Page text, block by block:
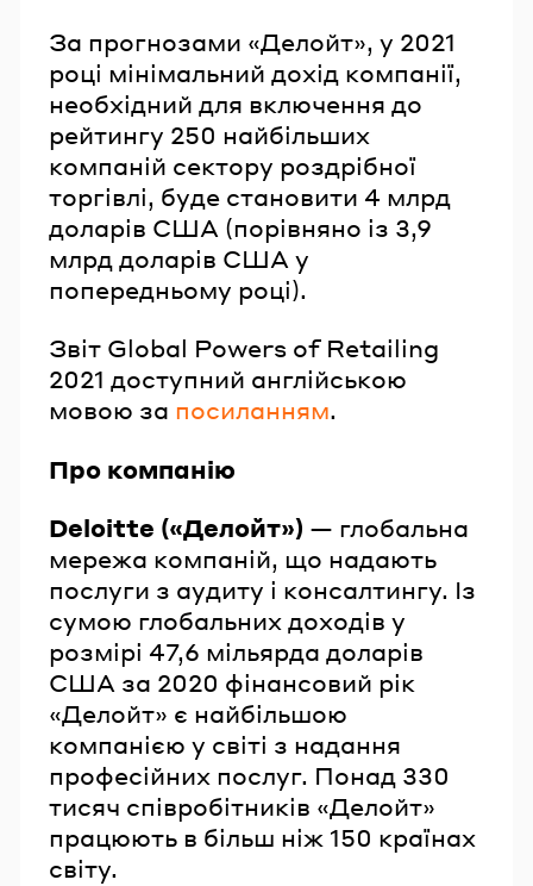
За прогнозами «Делойт», у 2021
році мінімальний дохід компанії,
необхідний для включення до
рейтингу 250 найбільших
компаній сектору роздрібної
торгівлі, буде становити 4 млрд
доларів США (порівняно із 3,9
млрд доларів США у
попередньому році).
Звіт Global Powers of Retailing
2021 доступний англійською
мовою за посиланням.
Про компанію
Deloitte («Делойт») — глобальна
мережа компаній, що надають
послуги з аудиту і консалтингу. Із
сумою глобальних доходів у
розмірі 47,6 мільярда доларів
США за 2020 фінансовий рік
«Делойт» є найбільшою
компанією у світі з надання
професійних послуг. Понад 330
тисяч співробітників «Делойт»
працюють в більш ніж 150 країнах
світу.